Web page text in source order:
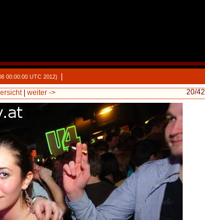
00:00:00 UTC 2012)
20/42
| weiter ->